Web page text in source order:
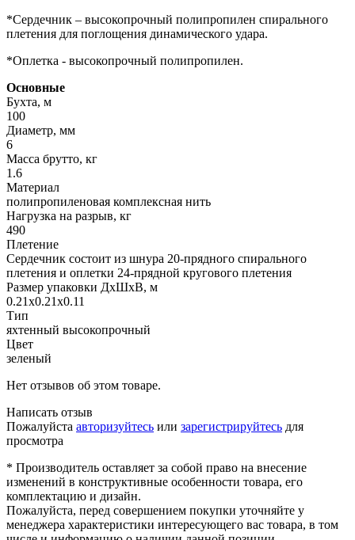
*Сердечник – высокопрочный полипропилен спирального
плетения для поглощения динамического удара.
*Оплетка - высокопрочный полипропилен.
Основные
Бухта, м
100
Диаметр, мм
6
Масса брутто, кг
1.6
Материал
полипропиленовая комплексная нить
Нагрузка на разрыв, кг
490
Плетение
Cердечник состоит из шнура 20-прядного спирального
плетения и оплетки 24-прядной кругового плетения
Размер упаковки ДхШхВ, м
0.21x0.21x0.11
Тип
яхтенный высокопрочный
Цвет
зеленый
Нет отзывов об этом товаре.
Написать отзыв
Пожалуйста авторизуйтесь или зарегистрируйтесь для
просмотра
* Производитель оставляет за собой право на внесение
изменений в конструктивные особенности товара, его
комплектацию и дизайн.
Пожалуйста, перед совершением покупки уточняйте у
менеджера характеристики интересующего вас товара, в том